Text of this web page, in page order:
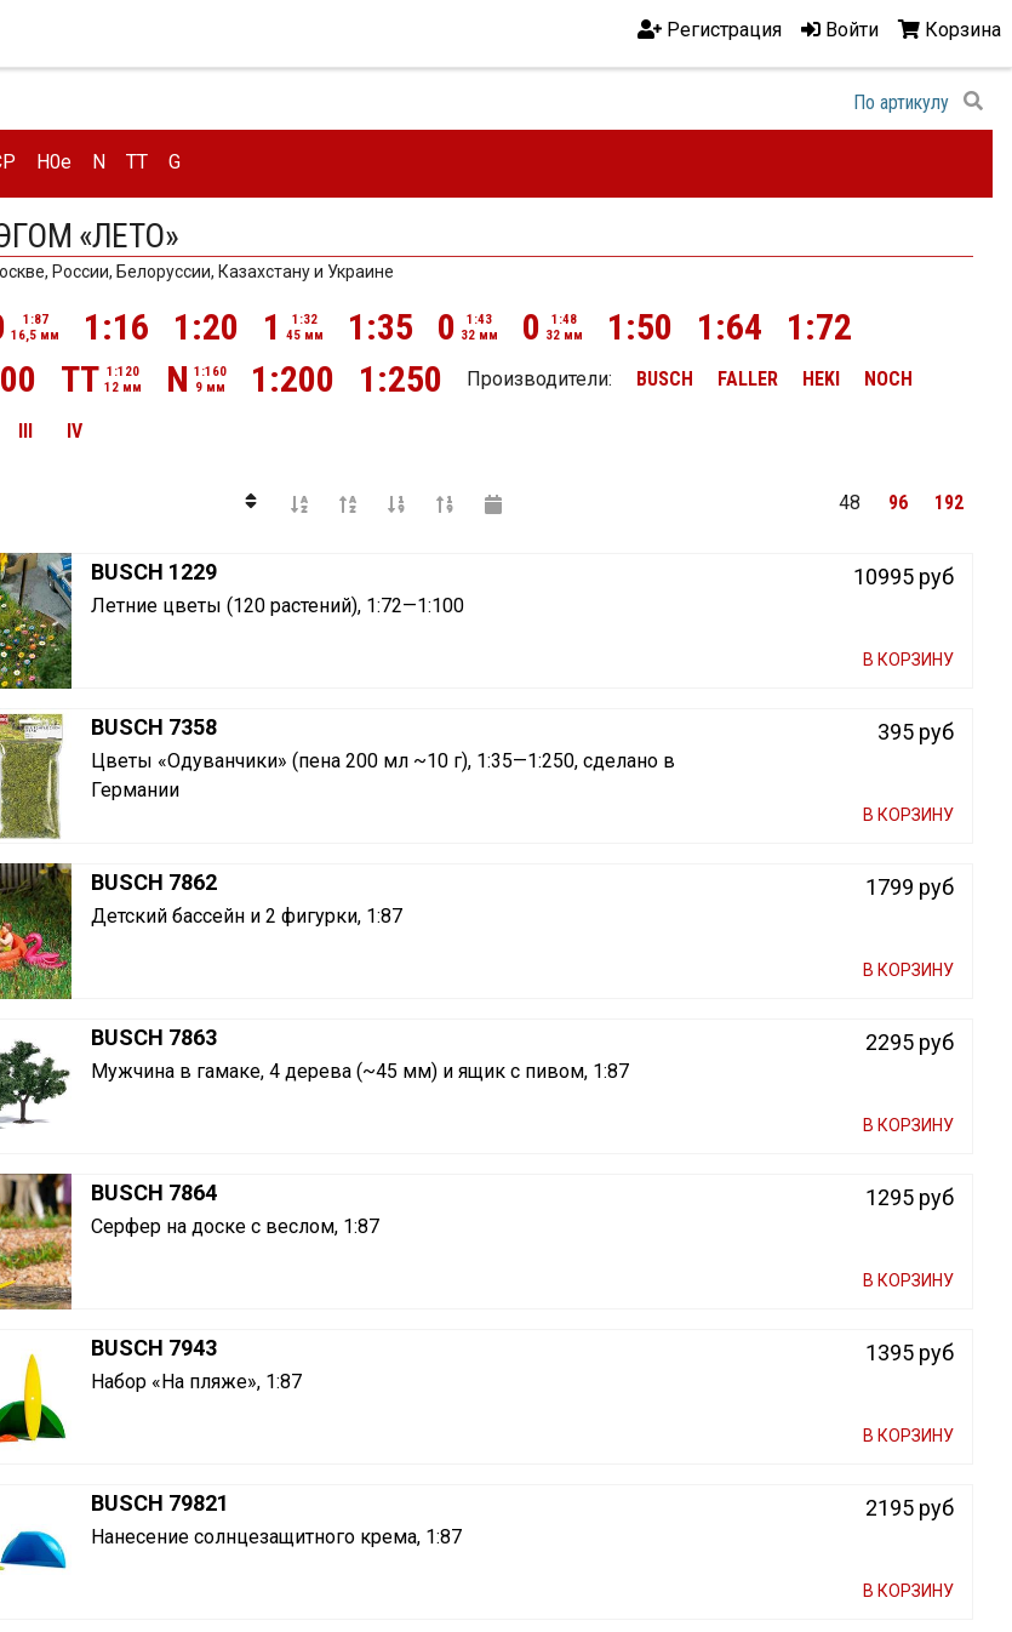
Регистрация Войти Корзина
H0e N TT G
«ЛЕТО»
России, Белоруссии, Казахстану и Украине
1:87
16,5 мм
1:16 1:20 1
1:32
45 мм
1:35 0
1:43
32 мм
0
1:48
32 мм
1:50 1:64
1:72
TT 1:120
12 мм
N 1:160
9 мм
1:200 1:250 Производители: BUSCH FALLER HEKI NOCH
III IV
48 96 192
BUSCH 1229
Летние цветы (120 растений), 1:72—1:100
10995 руб
В КОРЗИНУ
BUSCH 7358
Цветы «Одуванчики» (пена 200 мл ~10 г), 1:35—1:250, сделано в
Германии
395 руб
В КОРЗИНУ
BUSCH 7862
Детский бассейн и 2 фигурки, 1:87
1799 руб
В КОРЗИНУ
BUSCH 7863
Мужчина в гамаке, 4 дерева (~45 мм) и ящик с пивом, 1:87
2295 руб
В КОРЗИНУ
BUSCH 7864
Серфер на доске с веслом, 1:87
1295 руб
В КОРЗИНУ
BUSCH 7943
Набор «На пляже», 1:87
1395 руб
В КОРЗИНУ
BUSCH 79821
Нанесение солнцезащитного крема, 1:87
2195 руб
В КОРЗИНУ